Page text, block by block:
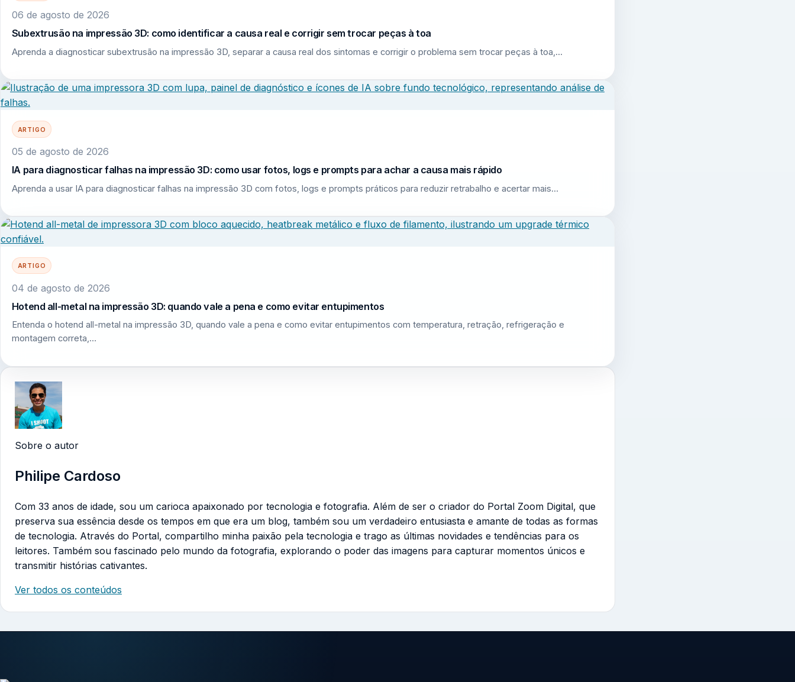
06 de agosto de 2026
Subextrusão na impressão 3D: como identificar a causa real e corrigir sem trocar peças à toa
Aprenda a diagnosticar subextrusão na impressão 3D, separar a causa real dos sintomas e corrigir o problema sem trocar peças à toa,…
ARTIGO
05 de agosto de 2026
IA para diagnosticar falhas na impressão 3D: como usar fotos, logs e prompts para achar a causa mais rápido
Aprenda a usar IA para diagnosticar falhas na impressão 3D com fotos, logs e prompts práticos para reduzir retrabalho e acertar mais…
ARTIGO
04 de agosto de 2026
Hotend all-metal na impressão 3D: quando vale a pena e como evitar entupimentos
Entenda o hotend all-metal na impressão 3D, quando vale a pena e como evitar entupimentos com temperatura, retração, refrigeração e
montagem correta,…
Sobre o autor
Philipe Cardoso
Com 33 anos de idade, sou um carioca apaixonado por tecnologia e fotografia. Além de ser o criador do Portal Zoom Digital, que
preserva sua essência desde os tempos em que era um blog, também sou um verdadeiro entusiasta e amante de todas as formas
de tecnologia. Através do Portal, compartilho minha paixão pela tecnologia e trago as últimas novidades e tendências para os
leitores. Também sou fascinado pelo mundo da fotografia, explorando o poder das imagens para capturar momentos únicos e
transmitir histórias cativantes.
Ver todos os conteúdos